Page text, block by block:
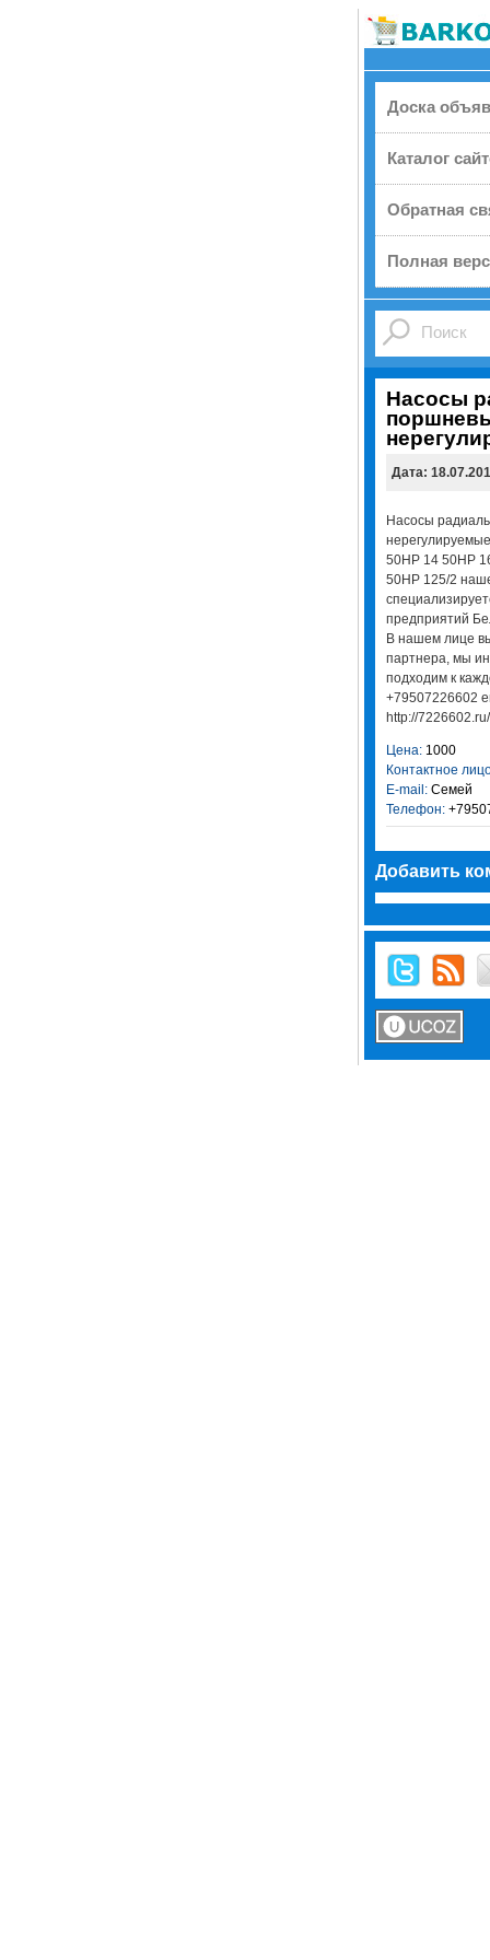
Доска
Каталог
Обратная
Полная
Насосы
Дата:
Насосы
50НР 14 50НР
50НР 125/2
предприятий
В нашем лице
партнера, мы
подходим к
+79507226602
http://7226602.ru/
Цена:1000
Контактное
E-mail:Семей
Телефон:
Добавить